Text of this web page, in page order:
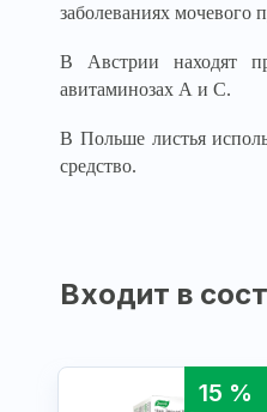
заболеваниях мочевого
В Австрии находят
авитаминозах А и С.
В Польше листья
средство.
Входит в
15 %